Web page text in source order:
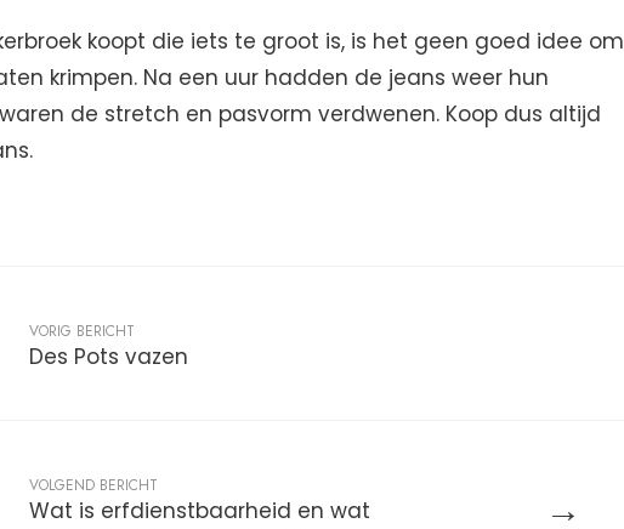
koopt die iets te groot is, is het geen goed idee om
krimpen. Na een uur hadden de jeans weer hun
de stretch en pasvorm verdwenen. Koop dus altijd
VORIG BERICHT
Des Pots vazen
→
VOLGEND BERICHT
Wat is erfdienstbaarheid en wat